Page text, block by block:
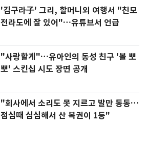
'김구라子' 그리, 할머니외 여행서 "친모
전라도에 잘 있어"…유튜브서 언급
"사랑할게"…유아인의 동성 친구 '볼 뽀
뽀' 스킨십 시도 장면 공개
"회사에서 소리도 못 지르고 발만 동동…
점심때 심심해서 산 복권이 1등"